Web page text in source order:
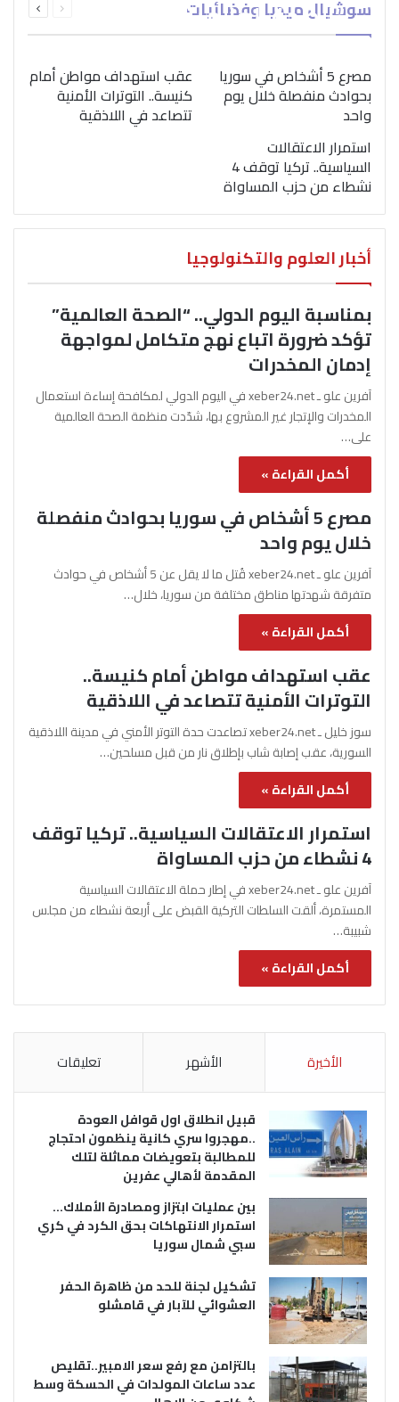
سوشيال ميديا وفضائيات الصفحةالصفحة
“الصحة العالمية” تؤكد
ضرورة اتباع نهج متكامل
لمواجهة إدمان المخدرات
مصرع 5 أشخاص في سوريا
بحوادث منفصلة خلال يوم
واحد
عقب استهداف مواطن أمام
كنيسة.. التوترات الأمنية
تتصاعد في اللاذقية
استمرار الاعتقالات
السياسية.. تركيا توقف 4
نشطاء من حزب المساواة
أخبار العلوم والتكنولوجيا
بمناسبة اليوم الدولي.. “الصحة العالمية”
تؤكد ضرورة اتباع نهج متكامل لمواجهة
إدمان المخدرات
آفرين علو ـ xeber24.net في اليوم الدولي لمكافحة إساءة استعمال
المخدرات والإتجار غير المشروع بها، شدّدت منظمة الصحة العالمية
على…
أكمل القراءة »
مصرع 5 أشخاص في سوريا بحوادث منفصلة
خلال يوم واحد
آفرين علو ـ xeber24.net قُتل ما لا يقل عن 5 أشخاص في حوادث
متفرقة شهدتها مناطق مختلفة من سوريا، خلال…
أكمل القراءة »
عقب استهداف مواطن أمام كنيسة..
التوترات الأمنية تتصاعد في اللاذقية
سوز خليل ـ xeber24.net تصاعدت حدة التوتر الأمني في مدينة اللاذقية
السورية، عقب إصابة شاب بإطلاق نار من قبل مسلحين…
أكمل القراءة »
استمرار الاعتقالات السياسية.. تركيا توقف
4 نشطاء من حزب المساواة
آفرين علو ـ xeber24.net في إطار حملة الاعتقالات السياسية
المستمرة، ألقت السلطات التركية القبض على أربعة نشطاء من مجلس
شبيبة…
أكمل القراءة »
الأخيرة الأشهر تعليقات
قبيل انطلاق اول قوافل العودة
..مهجروا سري كانية ينظمون احتجاج
للمطالبة بتعويضات مماثلة لتلك
المقدمة لأهالي عفرين
بين عمليات ابتزاز ومصادرة الأملاك…
استمرار الانتهاكات بحق الكرد في كري
سبي شمال سوريا
تشكيل لجنة للحد من ظاهرة الحفر
العشوائي للآبار في قامشلو
بالتزامن مع رفع سعر الامبير..تقليص
عدد ساعات المولدات في الحسكة وسط